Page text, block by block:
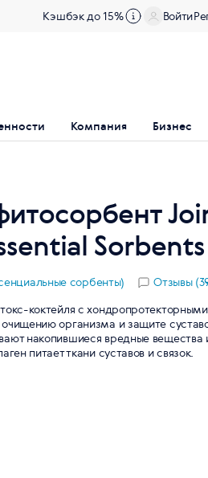
Кэшбэк до 15% Войти
Компания Бизнес
Sorbents
сорбенты)
Отзывы
коктейля с
организма и защите
накопившиеся вредные вещества
питает ткани суставов и связок.